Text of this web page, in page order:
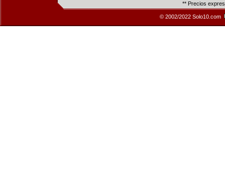
** Precios
© 2002/2022 Solo10.com